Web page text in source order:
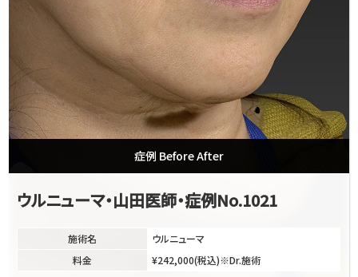
症例 Before After
ウルニューマ・山田医師・症例No.1021
施術名
ウルニューマ
料金
¥242,000(税込)※Dr.施術